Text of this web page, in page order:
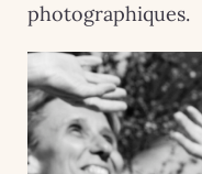
photographiques.